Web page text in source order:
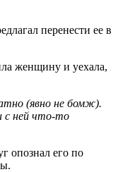
перенести ее в
женщину и уехала,
(явно не бомж).
с ней что-то
опознал его по